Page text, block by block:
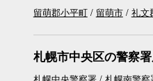
留萌郡小平町
留萌市 礼文
札幌市中央区の警察
札幌中央警察署 札幌南警察